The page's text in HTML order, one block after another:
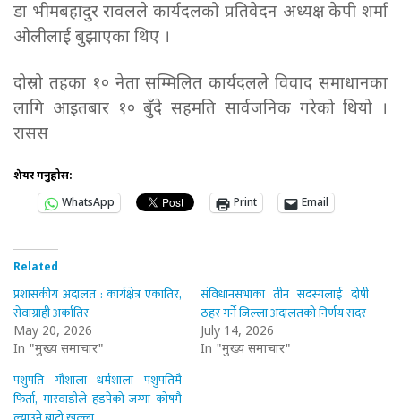
डा भीमबहादुर रावलले कार्यदलको प्रतिवेदन अध्यक्ष केपी शर्मा
ओलीलाई बुझाएका थिए ।
दोस्रो तहका १० नेता सम्मिलित कार्यदलले विवाद समाधानका
लागि आइतबार १० बुँदे सहमति सार्वजनिक गरेको थियो ।
रासस
शेयर गर्नुहोस:
WhatsApp
Print Email
Related
प्रशासकीय अदालत : कार्यक्षेत्र एकातिर,
सेवाग्राही अर्कातिर
May 20, 2026
In "मुख्य समाचार"
संविधानसभाका तीन सदस्यलाई दोषी
ठहर गर्ने जिल्ला अदालतको निर्णय सदर
July 14, 2026
In "मुख्य समाचार"
पशुपति गौशाला धर्मशाला पशुपतिमै
फिर्ता, मारवाडीले हडपेको जग्गा कोषमै